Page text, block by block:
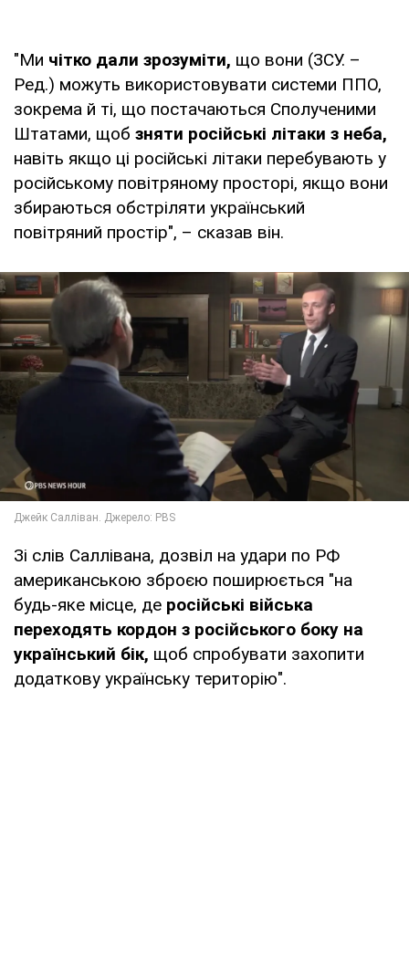
"Ми чітко дали зрозуміти, що вони (ЗСУ. –
Ред.) можуть використовувати системи ППО,
зокрема й ті, що постачаються Сполученими
Штатами, щоб зняти російські літаки з неба,
навіть якщо ці російські літаки перебувають у
російському повітряному просторі, якщо вони
збираються обстріляти український
повітряний простір", – сказав він.
Зі слів Саллівана, дозвіл на удари по РФ
американською зброєю поширюється "на
будь-яке місце, де російські війська
переходять кордон з російського боку на
український бік, щоб спробувати захопити
додаткову українську територію".